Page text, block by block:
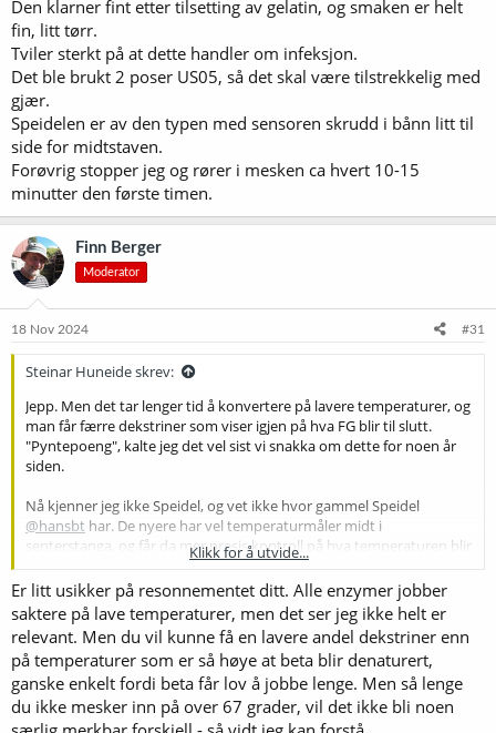
Den klarner fint etter tilsetting av gelatin, og smaken er helt
fin, litt tørr.
Tviler sterkt på at dette handler om infeksjon.
Det ble brukt 2 poser US05, så det skal være tilstrekkelig med
gjær.
Speidelen er av den typen med sensoren skrudd i bånn litt til
side for midtstaven.
Forøvrig stopper jeg og rører i mesken ca hvert 10-15
minutter den første timen.
Finn Berger
Moderator
18 Nov 2024 #31
Steinar Huneide skrev:
Jepp. Men det tar lenger tid å konvertere på lavere temperaturer, og
man får færre dekstriner som viser igjen på hva FG blir til slutt.
"Pyntepoeng", kalte jeg det vel sist vi snakka om dette for noen år
siden.
Nå kjenner jeg ikke Speidel, og vet ikke hvor gammel Speidel
@hansbt har. De nyere har vel temperaturmåler midt i
senterstanga, og får da mer presis kontroll på hva temperaturen blir
i mesken. Så kan det jo godt hende at man får økt temperatur i
mesken raskere på Speidel siden den jobber mot tyngdekrafta med
pumpa og fossefallet sitt. Da faller jo argumentet mitt med feil og lav
temperatur sammen.
Klikk for å utvide...
Er litt usikker på resonnementet ditt. Alle enzymer jobber
saktere på lave temperaturer, men det ser jeg ikke helt er
relevant. Men du vil kunne få en lavere andel dekstriner enn
på temperaturer som er så høye at beta blir denaturert,
ganske enkelt fordi beta får lov å jobbe lenge. Men så lenge
du ikke mesker inn på over 67 grader, vil det ikke bli noen